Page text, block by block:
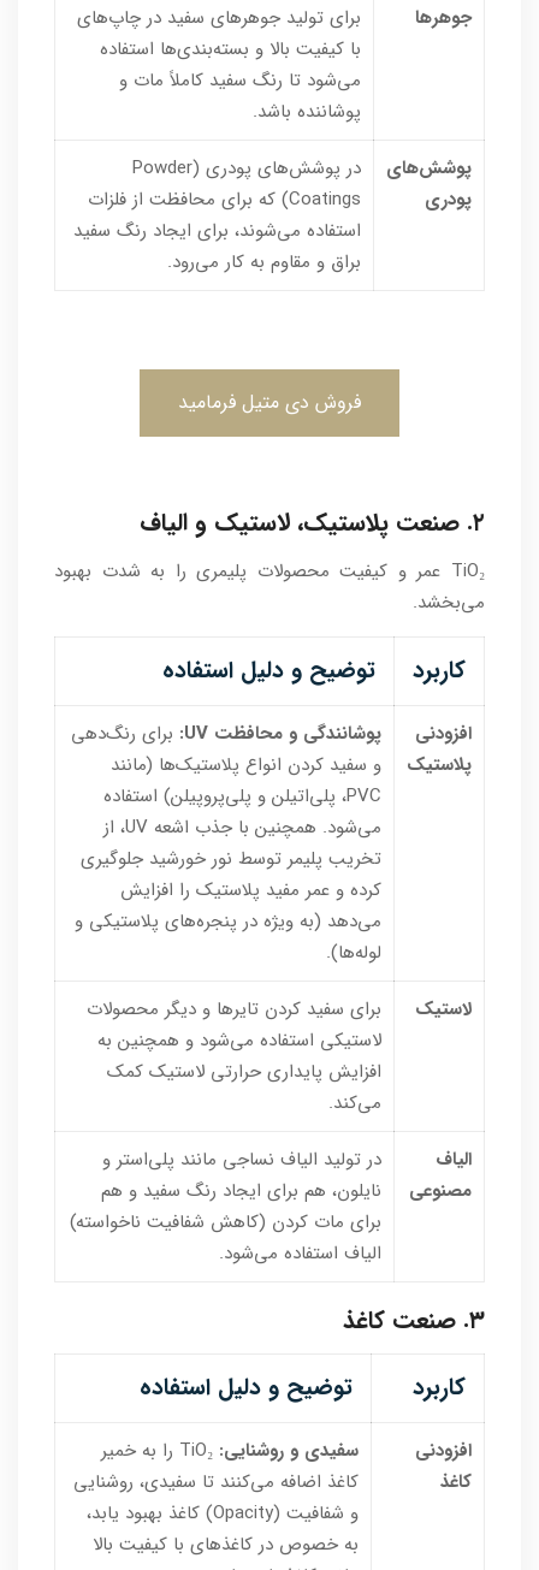
جوهرها
برای تولید جوهرهای سفید در چاپ‌های
با کیفیت بالا و بسته‌بندی‌ها استفاده
می‌شود تا رنگ سفید کاملاً مات و
پوشاننده باشد.
پوشش‌های
پودری
در پوشش‌های پودری (Powder
Coatings) که برای محافظت از فلزات
استفاده می‌شوند، برای ایجاد رنگ سفید
براق و مقاوم به کار می‌رود.
فروش دی متیل فرمامید
۲. صنعت پلاستیک، لاستیک و الیاف
TiO₂ عمر و کیفیت محصولات پلیمری را به شدت بهبود
می‌بخشد.
کاربرد توضیح و دلیل استفاده
افزودنی
پلاستیک
پوشانندگی و محافظت UV:
برای رنگ‌دهی
و سفید کردن انواع پلاستیک‌ها (مانند
PVC، پلی‌اتیلن و پلی‌پروپیلن) استفاده
می‌شود. همچنین با جذب اشعه UV، از
تخریب پلیمر توسط نور خورشید جلوگیری
کرده و عمر مفید پلاستیک را افزایش
می‌دهد (به ویژه در پنجره‌های پلاستیکی و
لوله‌ها).
لاستیک
برای سفید کردن تایرها و دیگر محصولات
لاستیکی استفاده می‌شود و همچنین به
افزایش پایداری حرارتی لاستیک کمک
می‌کند.
الیاف
مصنوعی
در تولید الیاف نساجی مانند پلی‌استر و
نایلون، هم برای ایجاد رنگ سفید و هم
برای مات کردن (کاهش شفافیت ناخواسته)
الیاف استفاده می‌شود.
۳. صنعت کاغذ
کاربرد توضیح و دلیل استفاده
افزودنی
کاغذ
سفیدی و روشنایی:
TiO₂ را به خمیر
کاغذ اضافه می‌کنند تا سفیدی، روشنایی
و شفافیت (Opacity) کاغذ بهبود یابد،
به خصوص در کاغذهای با کیفیت بالا